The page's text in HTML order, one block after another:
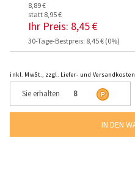
statt 8,95 €
8,89 €
Ihr Preis: 8,45 €
30-Tage-Bestpreis: 8,45 € (0%)
inkl. MwSt., zzgl. Liefer- und Versandkosten
Sie erhalten 8